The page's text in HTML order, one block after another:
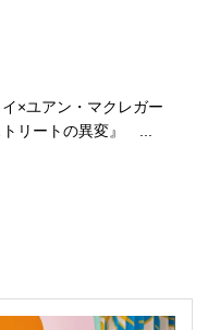
イ×ユアン・マクレガー
トリートの異変』 ...